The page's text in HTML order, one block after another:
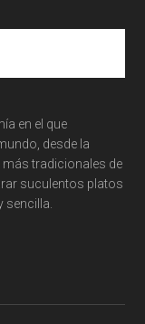
en el que
desde la
tradicionales de
suculentos platos